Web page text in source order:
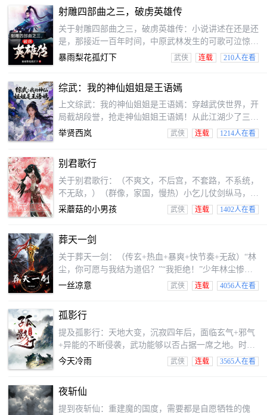
事只还是是相互信任，委屈时的安慰与陪伴，犹疑时的
绝对鼓励。……已完结，更新中，其他敬请期待……
射雕四部曲之三，破虏英雄传
关于射雕四部曲之三，破虏英雄传：小说讲述在还是还
是，那接近一百年时间，中原武林发生的可歌可泣惊心
动魄的故事。主要讲述襄阳城破后，郭破虏和郭襄姐弟
现，江湖群雄蜂拥而至，发现是一场骗局，郭襄发现弟
弟郭破虏还尚在人间，姐弟两人历经艰辛相认，行走江
湖，为父报仇，抗击蒙古，开宗立派的故事。
暴雨梨花孤灯下 武侠 连载 210人在看
综武：我的神仙姐姐是王语嫣
上文综武：我的神仙姐姐是王语嫣：穿越武侠世界，开
局截胡段誉，抢走神仙姐姐王语嫣！从此江湖少了三个
段誉，多了三个抱得美人归的赢家！！！
举贤西岚 武侠 连载 1214人在看
别君歌行
关于别君歌行：（不爽文，不后宫，不套路，不系统，
不无敌，）（群像，家国，慢热）小乞儿仗剑纵马，走
一趟阴谋诡谲的江湖。江湖里除了春风得意马蹄疾，一
而行。
采蘑菇的小男孩 武侠 连载 1402人在看
葬天一剑
关于葬天一剑：（传玄+热血+暴爽+快节奏+无敌）“林
尘，你可愿与我结为道侣？”“我拒绝！”少年林尘惨遭
红颜背刺，武魂被废，机缘巧合之下开启神秘小塔，进
龙武魂，收获绝世神剑，从此逆天改命，剑武双修，万
界独尊！一剑在手，任你漫天仙魔，我自一剑斩之！原
书名《剑武独尊》
一丝凉意 武侠 连载 4056人在看
孤影行
提及孤影行：天地大变，沉寂四年后，面临玄气+邪气
+异能的不断侵袭，武功能够以否占据一席之地。时代
变了么，过气天虚榜传说再度纵横世间。
今天冷雨 武侠 连载 3565人在看
夜斩仙
提到夜斩仙：重建魔的国度，需要都是自愿牺牲的傀